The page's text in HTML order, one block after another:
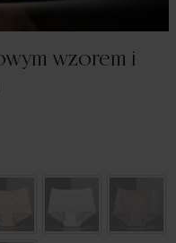
wzorem i